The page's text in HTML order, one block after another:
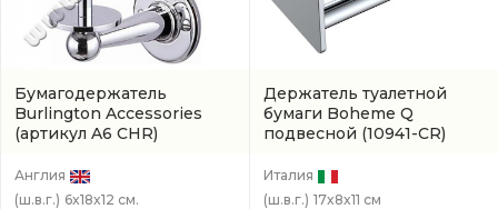
Бумагодержатель
Burlington Accessories
(артикул A6 CHR)
Англия
(ш.в.г.) 6x18x12 см.
Держатель туалетной
бумаги Boheme Q
подвесной (10941-CR)
Италия
(ш.в.г.) 17x8x11 см